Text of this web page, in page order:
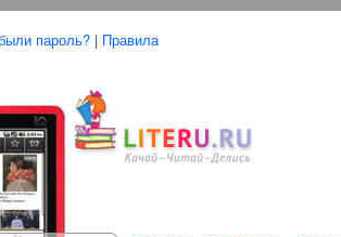
пароль? | Правила